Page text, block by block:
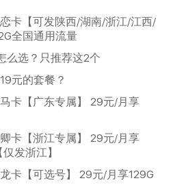
卡【可发陕西/湖南/浙江/江西/
全国通用流量
么选？只推荐这2个
元的套餐？
卡【广东专属】 29元/月享
卡【浙江专属】 29元/月享
发浙江】
卡【可选号】 29元/月享129G